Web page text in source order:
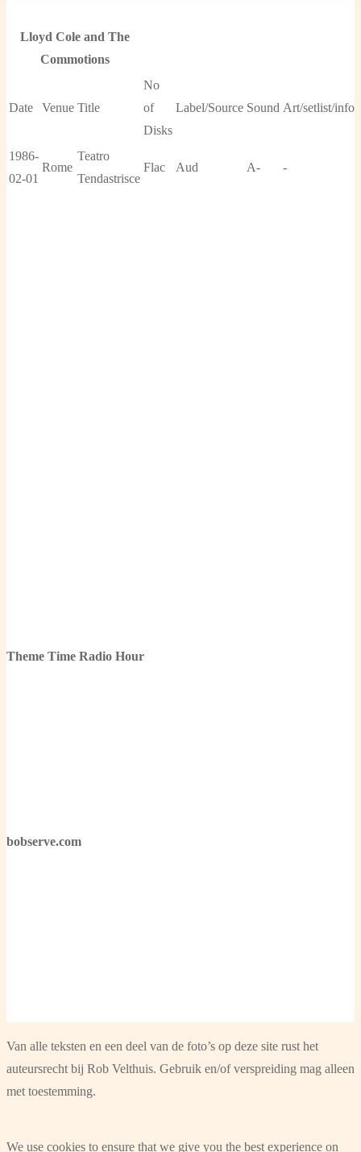
Lloyd Cole and The
Commotions
Date Venue Title
No
of
Disks
Label/Source Sound Art/setlist/info
1986-
02-01
Rome
Teatro
Tendastrisce
Flac Aud A- -
Theme Time Radio Hour
bobserve.com
Van alle teksten en een deel van de foto’s op deze site rust het
auteursrecht bij Rob Velthuis. Gebruik en/of verspreiding mag alleen
met toestemming.
We use cookies to ensure that we give you the best experience on